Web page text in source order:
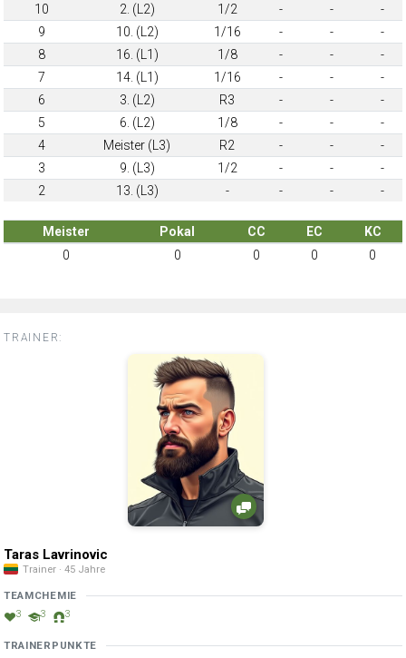
10
2. (L2) 1/2 - -
-
9
10. (L2) 1/16 - -
-
8
16. (L1) 1/8 - -
-
7
14. (L1) 1/16 - -
-
6
3. (L2) R3 - -
-
5
6. (L2) 1/8 - -
-
4
Meister (L3) R2 - -
-
3
9. (L3) 1/2 - -
-
2
13. (L3) - - - -
Meister Pokal CC EC
KC
0
0 0 0 0
TRAINER:
Taras Lavrinovic
Trainer · 45 Jahre
TEAMCHEMIE
3 3 3
TRAINERPUNKTE